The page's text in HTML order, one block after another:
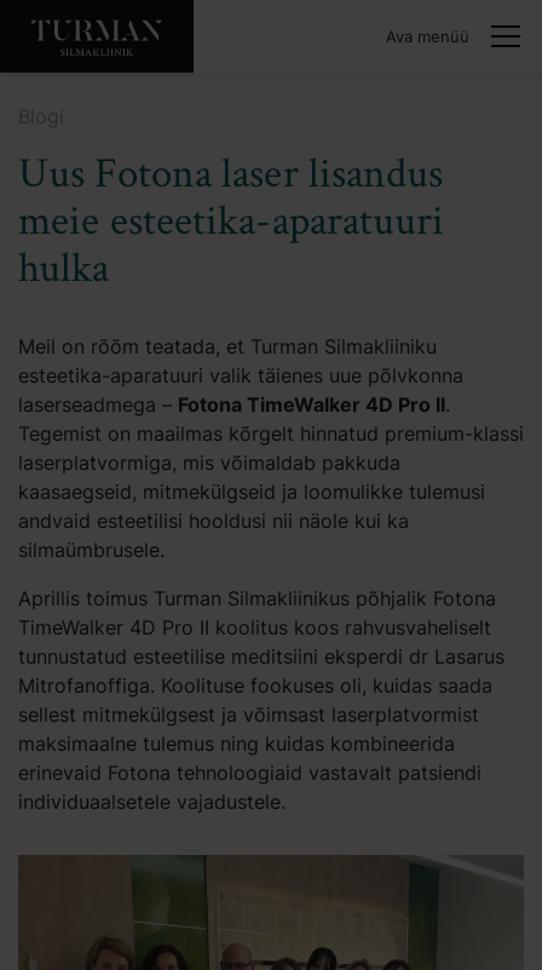
Ava menüü
Blogi
Uus Fotona laser lisandus
meie esteetika-aparatuuri
hulka
Meil on rõõm teatada, et Turman Silmakliiniku
esteetika-aparatuuri valik täienes uue põlvkonna
laserseadmega – Fotona TimeWalker 4D Pro II.
Tegemist on maailmas kõrgelt hinnatud premium-klassi
laserplatvormiga, mis võimaldab pakkuda
kaasaegseid, mitmekülgseid ja loomulikke tulemusi
andvaid esteetilisi hooldusi nii näole kui ka
silmaümbrusele.
Aprillis toimus Turman Silmakliinikus põhjalik Fotona
TimeWalker 4D Pro II koolitus koos rahvusvaheliselt
tunnustatud esteetilise meditsiini eksperdi dr Lasarus
Mitrofanoffiga. Koolituse fookuses oli, kuidas saada
sellest mitmekülgsest ja võimsast laserplatvormist
maksimaalne tulemus ning kuidas kombineerida
erinevaid Fotona tehnoloogiaid vastavalt patsiendi
individuaalsetele vajadustele.